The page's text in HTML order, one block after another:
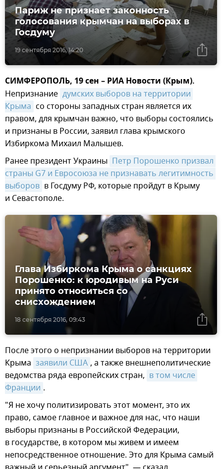
19 сентября 2016, 14:20
Париж не признает законность
голосования крымчан на выборах в
Госдуму
СИМФЕРОПОЛЬ, 19 сен – РИА Новости (Крым).
Непризнание думских выборов на территории
Крыма со стороны западных стран является их
правом, для крымчан важно, что выборы состоялись
и признаны в России, заявил глава крымского
Избиркома Михаил Малышев.
Ранее президент Украины Петр Порошенко призвал
страны G7 и Евросоюза не признавать легитимность
выборов в Госдуму РФ, которые пройдут в Крыму
и Севастополе.
18 сентября 2016, 09:43
Глава Избиркома Крыма о санкциях
Порошенко: к юродивым на Руси
принято относиться со
снисхождением
После этого о непризнании выборов на территории
Крыма заявили США , а также внешнеполитические
ведомства ряда европейских стран, в том числе
Франции .
"Я не хочу политизировать этот момент, это их
право, самое главное и важное для нас, что наши
выборы признаны в Российской Федерации,
в государстве, в котором мы живем и имеем
непосредственное отношение. Это для Крыма самый